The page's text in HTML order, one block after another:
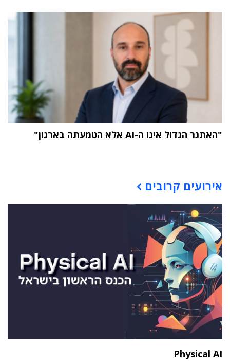
"האתגר הגדול אינו ה-AI אלא הטמעתה בארגון"
אירועים קרובים
Physical AI